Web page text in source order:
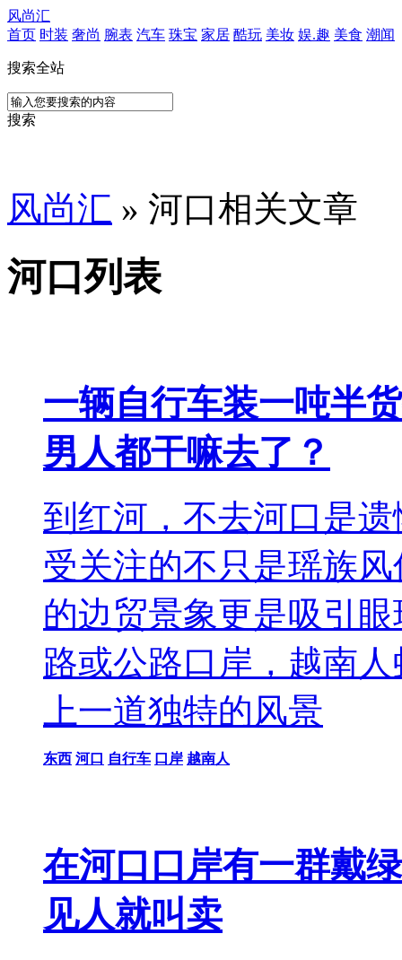
风尚汇
首页 时装 奢尚 腕表 汽车 珠宝 家居 酷玩 美妆 娱.趣 美食 潮闻
搜索全站
搜索
风尚汇 » 河口相关文章
河口列表
一辆自行车装一吨半
男人都干嘛去了？
到红河，不去河口是
受关注的不只是瑶族
的边贸景象更是吸引
路或公路口岸，越南
上一道独特的风景
东西 河口 自行车 口岸 越南人
在河口口岸有一群戴
见人就叫卖